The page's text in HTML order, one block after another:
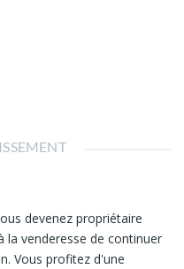
devenez propriétaire
la venderesse de continuer
Vous profitez d'une